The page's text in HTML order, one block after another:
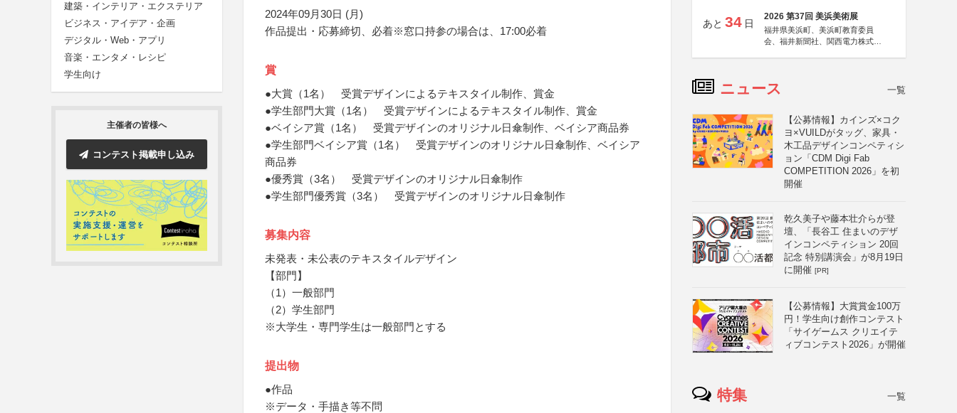
建築・インテリア・エクステリア
ビジネス・アイデア・企画
デジタル・Web・アプリ
音楽・エンタメ・レシピ
学生向け
主催者の皆様へ
コンテスト掲載申し込み
2024年09月30日 (月)
作品提出・応募締切、必着※窓口持参の場合は、17:00必着
賞
●大賞（1名） 受賞デザインによるテキスタイル制作、賞金
●学生部門大賞（1名） 受賞デザインによるテキスタイル制作、賞金
●ベイシア賞（1名） 受賞デザインのオリジナル日傘制作、ベイシア商品券
●学生部門ベイシア賞（1名） 受賞デザインのオリジナル日傘制作、ベイシア
商品券
●優秀賞（3名） 受賞デザインのオリジナル日傘制作
●学生部門優秀賞（3名） 受賞デザインのオリジナル日傘制作
募集内容
未発表・未公表のテキスタイルデザイン
【部門】
（1）一般部門
（2）学生部門
※大学生・専門学生は一般部門とする
提出物
●作品
※データ・手描き等不問
あと 34 日
2026 第37回 美浜美術展
福井県美浜町、美浜町教育委員
会、福井新聞社、関西電力株式会
ニュース 一覧
【公募情報】カインズ×コク
ヨ×VUILDがタッグ、家具・
木工品デザインコンペティシ
ョン「CDM Digi Fab
COMPETITION 2026」を初
開催
乾久美子や藤本壮介らが登
壇、「長谷工 住まいのデザ
インコンペティション 20回
記念 特別講演会」が8月19日
に開催 [PR]
【公募情報】大賞賞金100万
円！学生向け創作コンテスト
「サイゲームス クリエイテ
ィブコンテスト2026」が開催
特集 一覧